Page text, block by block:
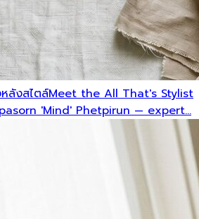
ลังสไตล์Meet the All That's Stylist
'Mind' Phetpirun — expert…